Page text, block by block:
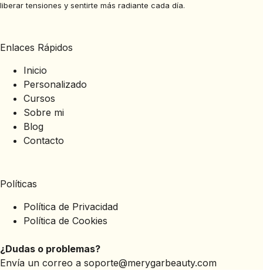
liberar tensiones y sentirte más radiante cada día.
Enlaces Rápidos
Inicio
Personalizado
Cursos
Sobre mi
Blog
Contacto
Políticas
Política de Privacidad
Política de Cookies
¿Dudas o problemas?
Envía un correo a soporte@merygarbeauty.com